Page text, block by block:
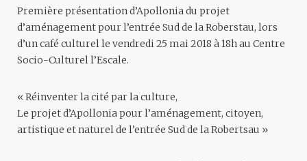
Première présentation d’Apollonia du projet
d’aménagement pour l’entrée Sud de la Roberstau, lors
d’un café culturel le vendredi 25 mai 2018 à 18h au Centre
Socio-Culturel l’Escale.
« Réinventer la cité par la culture,
Le projet d’Apollonia pour l’aménagement, citoyen,
artistique et naturel de l’entrée Sud de la Robertsau »